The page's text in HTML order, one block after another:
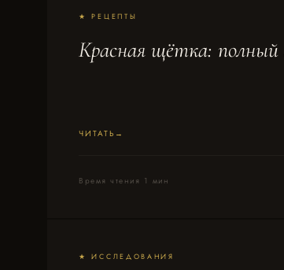
★ РЕЦЕПТЫ
Красная щётка:
ЧИТАТЬ
Время чтения 1 мин
★ ИССЛЕДОВАНИЯ